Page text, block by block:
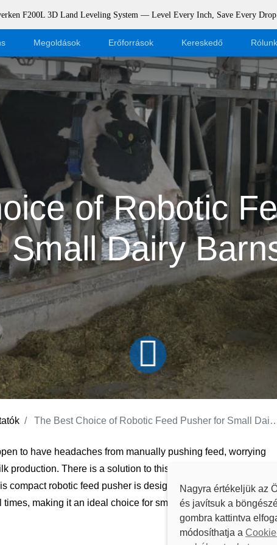
F200L 3D Land Leveling System — Level Every Inch, Save Every
Megoldások Erőforrások
Blog
Események
Támogatás
Letöltés
Kereskedő
Legyen kereskedő
Webshop bejelentkezés
Dealer Portal
Rólunk
of Robotic
Small Dairy
The Best Choice of Robotic Feed Pusher for Small Dairy Barns
to have headaches from manually pushing feed, worrying
production. There is a solution to this problem - the
compact robotic feed pusher is designed to ensure that your
making it an ideal choice for small dairy barns. Here are
Nagyra értékeljük az
és javítsuk a
gombra kattintva
módosíthatja a